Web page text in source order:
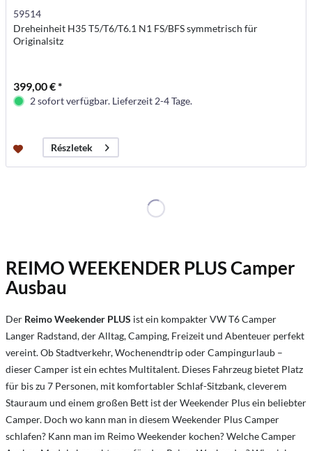
59514
Dreheinheit H35 T5/T6/T6.1 N1 FS/BFS symmetrisch für
Originalsitz
399,00 € *
2 sofort verfügbar. Lieferzeit 2-4 Tage.
Részletek
REIMO WEEKENDER PLUS Camper
Ausbau
Der Reimo Weekender PLUS ist ein kompakter VW T6 Camper
Langer Radstand, der Alltag, Camping, Freizeit und Abenteuer perfekt
vereint. Ob Stadtverkehr, Wochenendtrip oder Campingurlaub –
dieser Camper ist ein echtes Multitalent. Dieses Fahrzeug bietet Platz
für bis zu 7 Personen, mit komfortabler Schlaf-Sitzbank, cleverem
Stauraum und einem großen Bett ist der Weekender Plus ein beliebter
Camper. Doch wo kann man in diesem Weekender Plus Camper
schlafen? Kann man im Reimo Weekender kochen? Welche Camper